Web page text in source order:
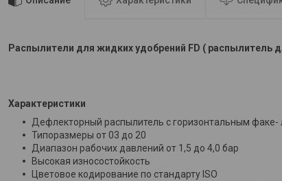
Распылители для жидких удобрений FD ( распылитель
Характеристики
Дефлекторный распылитель с горизонтальным факе-
Типоразмеры от 03 до 20
Диапазон рабочих давлений от 1,5 до 4,0 бар
Высокая износостойкость
Цветовое кодирование по стандарту ISO